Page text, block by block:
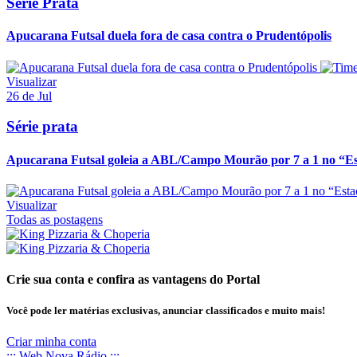
Apucarana Futsal duela fora de casa contra o Prudentópolis
Visualizar
26 de Jul
Série prata
Apucarana Futsal goleia a ABL/Campo Mourão por 7 a 1 no
Visualizar
Todas as postagens
Crie sua conta e confira as vantagens do Portal
Você pode ler matérias exclusivas, anunciar classificados e muito mais!
Criar minha conta